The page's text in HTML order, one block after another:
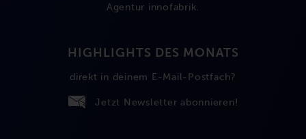
Agentur innofabrik.
HIGHLIGHTS DES MONATS
direkt in deinem E-Mail-Postfach?
Jetzt Newsletter abonnieren!